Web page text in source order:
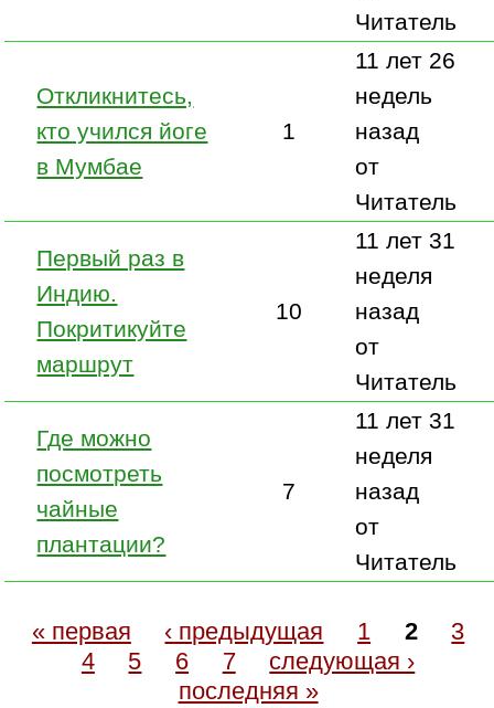
Читатель
Откликнитесь,
кто учился йоге
в Мумбае
1
11 лет 26
недель
назад
от
Читатель
Первый раз в
Индию.
Покритикуйте
маршрут
10
11 лет 31
неделя
назад
от
Читатель
Где можно
посмотреть
чайные
плантации?
7
11 лет 31
неделя
назад
от
Читатель
« первая ‹ предыдущая 1 2
3
4
5 6 7
следующая ›
последняя »